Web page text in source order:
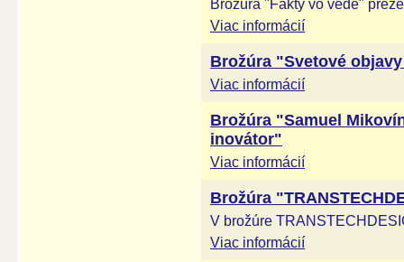
Brožúra "Fakty vo vede"
Viac informácií
Brožúra "Svetové
Viac informácií
Brožúra "Samuel
inovátor"
Viac informácií
Brožúra
V brožúre
Viac informácií